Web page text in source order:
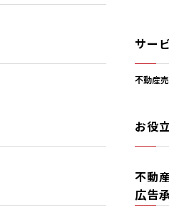
サー
不動産
お役
不動
広告